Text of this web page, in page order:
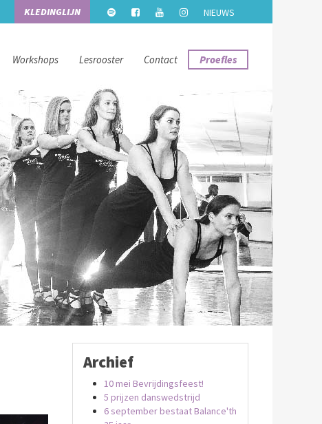
NIEUWS
KLEDINGLIJN
Workshops Lesrooster Contact Proefles
Archief
10 mei Bevrijdingsfeest!
5 prijzen danswedstrijd
6 september bestaat Balance'th